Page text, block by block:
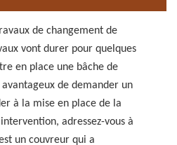
de changement de
vont durer pour quelques
en place une bâche de
de demander un
à la mise en place de la
adressez-vous à
un couvreur qui a